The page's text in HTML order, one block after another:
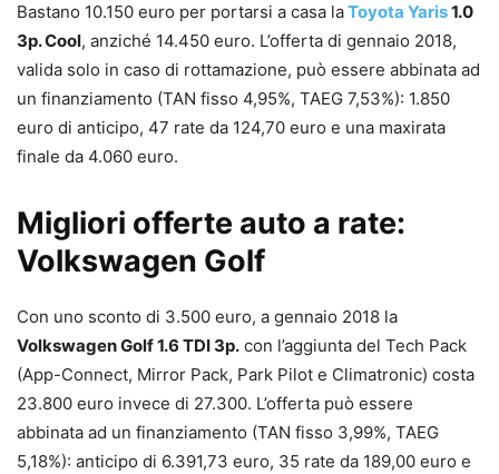
Bastano 10.150 euro per portarsi a casa laToyota Yaris1.0
3p. Cool, anziché 14.450 euro. L’offerta di gennaio 2018,
valida solo in caso di rottamazione, può essere abbinata ad
un finanziamento (TAN fisso 4,95%, TAEG 7,53%): 1.850
euro di anticipo, 47 rate da 124,70 euro e una maxirata
finale da 4.060 euro.
Migliori offerte auto a rate:
Volkswagen Golf
Con uno sconto di 3.500 euro, a gennaio 2018 la
Volkswagen Golf 1.6 TDI 3p. con l’aggiunta del Tech Pack
(App-Connect, Mirror Pack, Park Pilot e Climatronic) costa
23.800 euro invece di 27.300. L’offerta può essere
abbinata ad un finanziamento (TAN fisso 3,99%, TAEG
5,18%): anticipo di 6.391,73 euro, 35 rate da 189,00 euro e